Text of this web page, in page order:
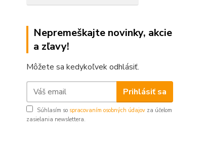
Nepremeškajte novinky, akcie
a zľavy!
Môžete sa kedykoľvek odhlásiť.
Prihlásiť sa
Súhlasím so spracovaním osobných údajov za účelom
zasielania newslettera.